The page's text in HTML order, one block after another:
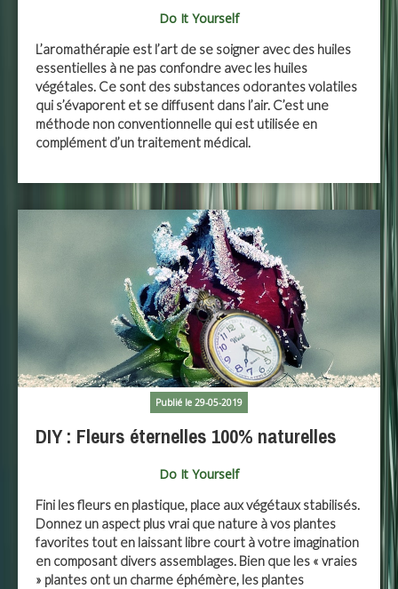
Do It Yourself
L’aromathérapie est l’art de se soigner avec des huiles
essentielles à ne pas confondre avec les huiles
végétales. Ce sont des substances odorantes volatiles
qui s’évaporent et se diffusent dans l’air. C’est une
méthode non conventionnelle qui est utilisée en
complément d’un traitement médical.
Publié le 29-05-2019
DIY : Fleurs éternelles 100% naturelles
Do It Yourself
Fini les fleurs en plastique, place aux végétaux stabilisés.
Donnez un aspect plus vrai que nature à vos plantes
favorites tout en laissant libre court à votre imagination
en composant divers assemblages. Bien que les « vraies
» plantes ont un charme éphémère, les plantes